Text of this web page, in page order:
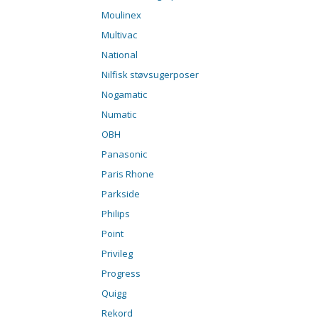
Moulinex
Multivac
National
Nilfisk støvsugerposer
Nogamatic
Numatic
OBH
Panasonic
Paris Rhone
Parkside
Philips
Point
Privileg
Progress
Quigg
Rekord